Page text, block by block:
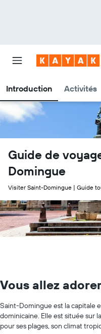
Introduction Activités
Guide de
Domingue
Visiter Saint-Domingue | Guide
Vous allez
Saint-Domingue est la capitale
dominicaine. Elle est située sur
pour ses plages, son climat